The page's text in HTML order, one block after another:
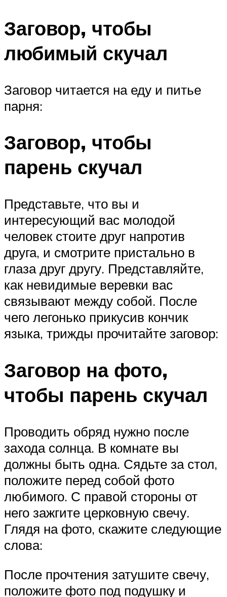
Заговор, чтобы
любимый скучал
Заговор читается на еду и питье
парня:
Заговор, чтобы
парень скучал
Представьте, что вы и
интересующий вас молодой
человек стоите друг напротив
друга, и смотрите пристально в
глаза друг другу. Представляйте,
как невидимые веревки вас
связывают между собой. После
чего легонько прикусив кончик
языка, трижды прочитайте заговор:
Заговор на фото,
чтобы парень скучал
Проводить обряд нужно после
захода солнца. В комнате вы
должны быть одна. Сядьте за стол,
положите перед собой фото
любимого. С правой стороны от
него зажгите церковную свечу.
Глядя на фото, скажите следующие
слова:
После прочтения затушите свечу,
положите фото под подушку и